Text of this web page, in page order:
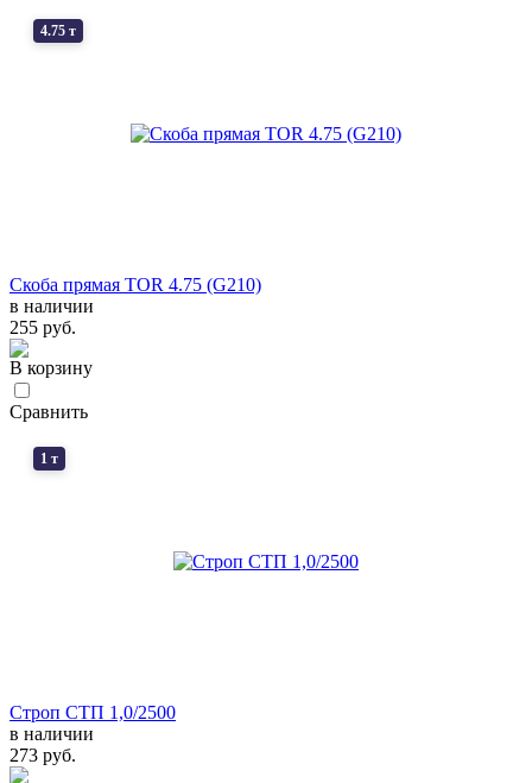
4.75 т
Скоба прямая TOR 4.75 (G210)
в наличии
255 руб.
В корзину
Сравнить
1 т
Строп СТП 1,0/2500
в наличии
273 руб.